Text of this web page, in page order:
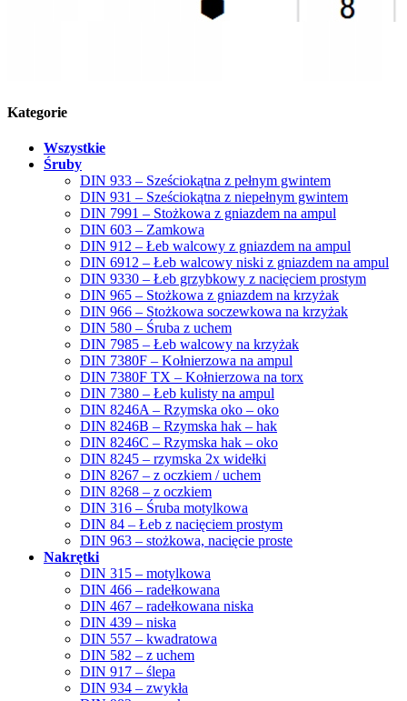
Kategorie
Wszystkie
Śruby
DIN 933 – Sześciokątna z pełnym gwintem
DIN 931 – Sześciokątna z niepełnym gwintem
DIN 7991 – Stożkowa z gniazdem na ampul
DIN 603 – Zamkowa
DIN 912 – Łeb walcowy z gniazdem na ampul
DIN 6912 – Łeb walcowy niski z gniazdem na ampul
DIN 9330 – Łeb grzybkowy z nacięciem prostym
DIN 965 – Stożkowa z gniazdem na krzyżak
DIN 966 – Stożkowa soczewkowa na krzyżak
DIN 580 – Śruba z uchem
DIN 7985 – Łeb walcowy na krzyżak
DIN 7380F – Kołnierzowa na ampul
DIN 7380F TX – Kołnierzowa na torx
DIN 7380 – Łeb kulisty na ampul
DIN 8246A – Rzymska oko – oko
DIN 8246B – Rzymska hak – hak
DIN 8246C – Rzymska hak – oko
DIN 8245 – rzymska 2x widełki
DIN 8267 – z oczkiem / uchem
DIN 8268 – z oczkiem
DIN 316 – Śruba motylkowa
DIN 84 – Łeb z nacięciem prostym
DIN 963 – stożkowa, nacięcie proste
Nakrętki
DIN 315 – motylkowa
DIN 466 – radełkowana
DIN 467 – radełkowana niska
DIN 439 – niska
DIN 557 – kwadratowa
DIN 582 – z uchem
DIN 917 – ślepa
DIN 934 – zwykła